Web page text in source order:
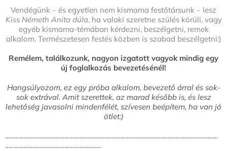
Vendégünk – és egyetlen nem kismama festőtársunk – lesz
Kiss Németh Anita dúla, ha valaki szeretne szülés körüli, vagy
egyéb kismama-témában kérdezni, beszélgetni, remek
alkalom. Természetesen festés közben is szabad beszélgetni:)
Remélem, találkozunk, nagyon izgatott vagyok mindig egy
új foglalkozás bevezetésénél!
Hangsúlyozom, ez egy próba alkalom, bevezető árral és sok-
sok extrával. Amit szerettek, az marad később is, és lesz
lehetőség javasolni mindenfélét, szívesen beépítem, ha van jó
ötlet:)
………………………………………………………………………………………………………………
…………………………………………………